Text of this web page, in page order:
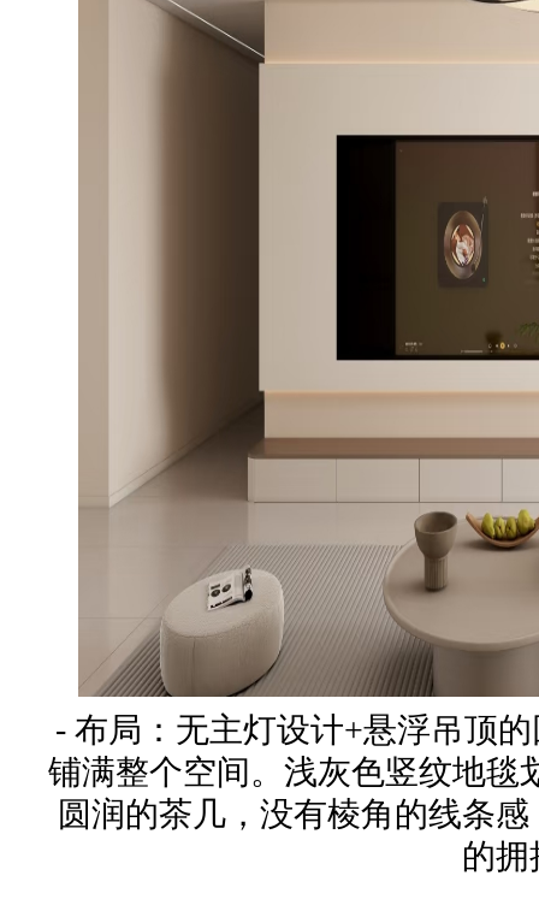
- 布局：无主灯设计+悬浮吊顶
铺满整个空间。浅灰色竖纹地毯
圆润的茶几，没有棱角的线条
的拥